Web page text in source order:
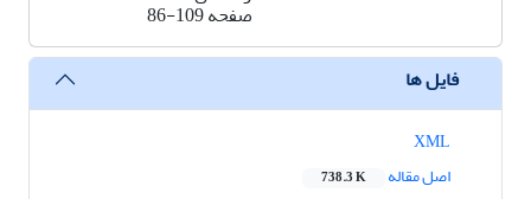
صفحه86-109
فایل ها
اصل مقاله
738.3 K